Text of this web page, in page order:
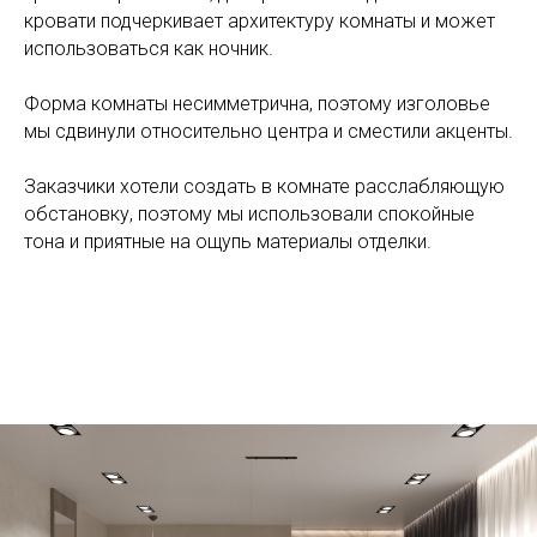
кровати подчеркивает архитектуру комнаты и может
использоваться как ночник.
Форма комнаты несимметрична, поэтому изголовье
мы сдвинули относительно центра и сместили акценты.
Заказчики хотели создать в комнате расслабляющую
обстановку, поэтому мы использовали спокойные
тона и приятные на ощупь материалы отделки.